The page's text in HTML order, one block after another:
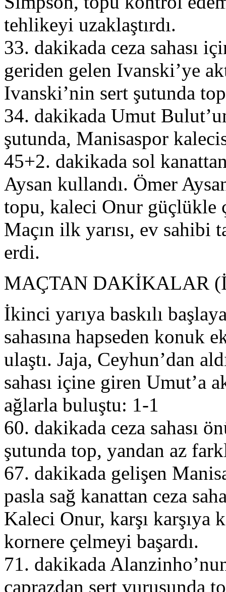
tehlikeyi uzaklaştırdı.
33. dakikada ceza sahası
geriden gelen Ivanski’ye
Ivanski’nin sert şutunda
34. dakikada Umut
şutunda, Manisaspor
45+2. dakikada sol
Aysan kullandı. Ömer
topu, kaleci Onur güçlükle
Maçın ilk yarısı, ev sahibi
erdi.
MAÇTAN DAKİKALAR
İkinci yarıya baskılı
sahasına hapseden konuk
ulaştı. Jaja, Ceyhun’dan
sahası içine giren Umut’a
ağlarla buluştu: 1-1
60. dakikada ceza sahası
şutunda top, yandan az
67. dakikada gelişen
pasla sağ kanattan ceza
Kaleci Onur, karşı karşıya
kornere çelmeyi başardı.
71. dakikada Alanzinho’nun
çaprazdan sert vuruşunda